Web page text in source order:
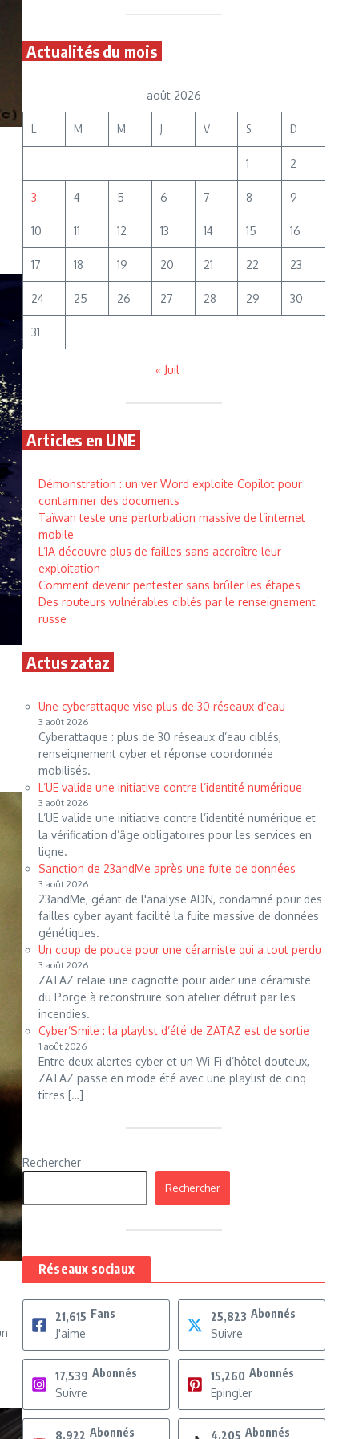
Actualités du mois
août 2026
L M M J V S D
1 2
3 4 5 6 7 8 9
10 11 12 13 14 15 16
17 18 19 20 21 22 23
24 25 26 27 28 29 30
31
« Juil
Articles en UNE
Démonstration : un ver Word exploite Copilot pour
contaminer des documents
Taïwan teste une perturbation massive de l’internet
mobile
L’IA découvre plus de failles sans accroître leur
exploitation
Comment devenir pentester sans brûler les étapes
Des routeurs vulnérables ciblés par le renseignement
russe
Actus zataz
Une cyberattaque vise plus de 30 réseaux d’eau
3 août 2026
Cyberattaque : plus de 30 réseaux d’eau ciblés,
renseignement cyber et réponse coordonnée
mobilisés.
L’UE valide une initiative contre l’identité numérique
3 août 2026
L’UE valide une initiative contre l’identité numérique et
la vérification d’âge obligatoires pour les services en
ligne.
Sanction de 23andMe après une fuite de données
3 août 2026
23andMe, géant de l'analyse ADN, condamné pour des
failles cyber ayant facilité la fuite massive de données
génétiques.
Un coup de pouce pour une céramiste qui a tout perdu
3 août 2026
ZATAZ relaie une cagnotte pour aider une céramiste
du Porge à reconstruire son atelier détruit par les
incendies.
Cyber’Smile : la playlist d’été de ZATAZ est de sortie
1 août 2026
Entre deux alertes cyber et un Wi-Fi d’hôtel douteux,
ZATAZ passe en mode été avec une playlist de cinq
titres […]
Rechercher
Rechercher
Réseaux sociaux
21,615 Fans
J'aime
25,823 Abonnés
Suivre
17,539 Abonnés
Suivre
15,260 Abonnés
Epingler
8,922 Abonnés 4,205 Abonnés